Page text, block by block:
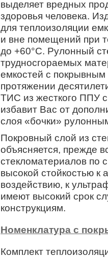
выделяет вредных
здоровья человека.
для теплоизоляции
и вне помещений при
до +60°С. Рулонный
трудносгораемых
емкостей с покрывным
протяжении
ТИС из жесткого ППУ
избавит Вас от
слоя «бочки»
Покровный слой из
объясняется, прежде
стекломатериалов по
высокой стойкостью
воздействию, к
имеют высокий срок
конструкциям.
Номенклатура с
Комплект